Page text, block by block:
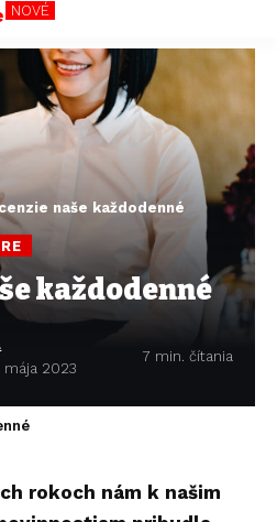
NOVÉ
naše každodenné
každodenné
mája 2023
7 min. čítania
rokoch nám k našim